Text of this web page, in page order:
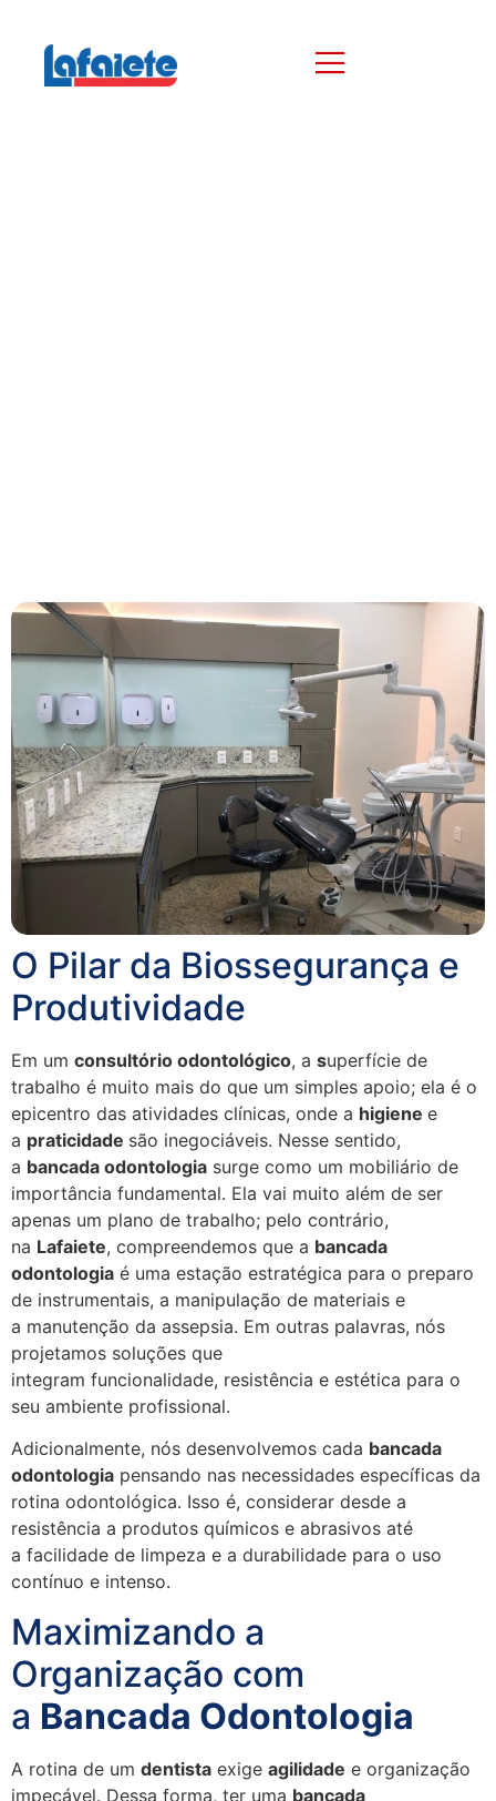
O Pilar da Biossegurança e
Produtividade
Em um consultório odontológico, a superfície de
trabalho é muito mais do que um simples apoio; ela é o
epicentro das atividades clínicas, onde a higiene e
a praticidade são inegociáveis. Nesse sentido,
a bancada odontologia surge como um mobiliário de
importância fundamental. Ela vai muito além de ser
apenas um plano de trabalho; pelo contrário,
na Lafaiete, compreendemos que a bancada
odontologia é uma estação estratégica para o preparo
de instrumentais, a manipulação de materiais e
a manutenção da assepsia. Em outras palavras, nós
projetamos soluções que
integram funcionalidade, resistência e estética para o
seu ambiente profissional.
Adicionalmente, nós desenvolvemos cada bancada
odontologia pensando nas necessidades específicas da
rotina odontológica. Isso é, considerar desde a
resistência a produtos químicos e abrasivos até
a facilidade de limpeza e a durabilidade para o uso
contínuo e intenso.
Maximizando a
Organização com
a Bancada Odontologia
A rotina de um dentista exige agilidade e organização
impecável. Dessa forma, ter uma bancada